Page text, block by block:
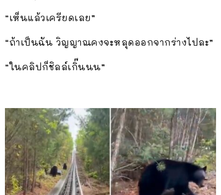
“เห็นแล้วเครียดเลย”
“ถ้าเป็นฉัน วิญญาณคงจะหลุดออกจากร่างไปละ”
“ในคลิปก็ชิลล์เกิ๊นนน”